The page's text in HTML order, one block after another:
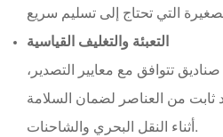
التعبئة والتغليف القياسية
تتوافق مع معايير التصدير،
من العناصر لضمان السلامة
أثناء النقل البحري والشاحنات.